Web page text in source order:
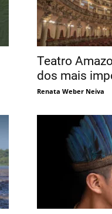
Teatro
dos mais
Renata Weber Neiva